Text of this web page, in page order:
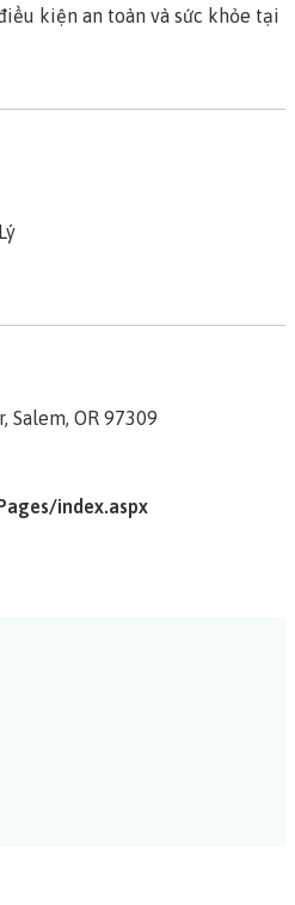
kiện an toàn và sức khỏe tại
Salem, OR 97309
index.aspx